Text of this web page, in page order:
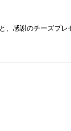
、感謝のチーズプレ